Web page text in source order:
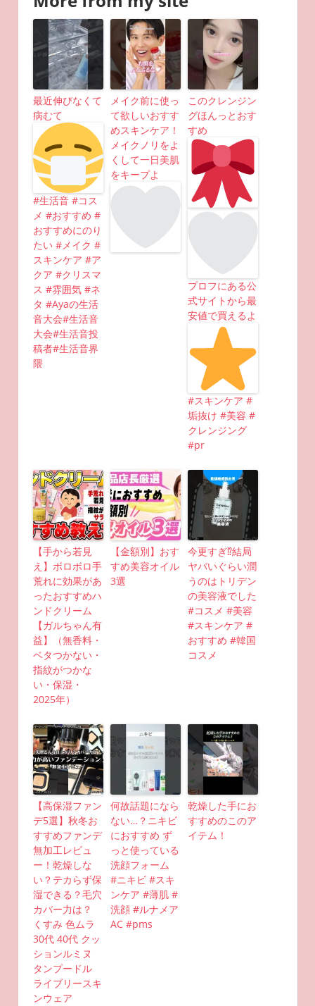
最近伸びなくて
病むて
#生活音 #コス
メ #おすすめ #
おすすめにのり
たい #メイク #
スキンケア #ア
クア #クリスマ
ス #雰囲気 #ネ
タ #Ayaの生活
音大会#生活音
大会#生活音投
稿者#生活音界
隈
メイク前に使っ
て欲しいおすす
めスキンケア！
メイクノリをよ
くして一日美肌
をキープよ
このクレンジン
グほんっとおす
すめ
プロフにある公
式サイトから最
安値で買えるよ
#スキンケア #
垢抜け #美容 #
クレンジング
#pr
【手から若見
え】ボロボロ手
荒れに効果があ
ったおすすめハ
ンドクリーム
【ガルちゃん有
益】（無香料・
ベタつかない・
指紋がつかな
い・保湿・
2025年）
【金額別】おす
すめ美容オイル
3選
今更すぎ⁉︎結局
ヤバいぐらい潤
うのはトリデン
の美容液でした
#コスメ #美容
#スキンケア #
おすすめ #韓国
コスメ
【高保湿ファン
デ5選】秋冬お
すすめファンデ
無加工レビュ
ー！乾燥しな
い？テカらず保
湿できる？毛穴
カバー力は？
くすみ 色ムラ
30代 40代 クッ
ションルミヌ
タンプードル
ライブリースキ
ンウェア
何故話題になら
ない…？ニキビ
におすすめ ず
っと使っている
洗顔フォーム
#ニキビ #スキ
ンケア #薄肌 #
洗顔 #ルナメア
AC #pms
乾燥した手にお
すすめのこのア
イテム！